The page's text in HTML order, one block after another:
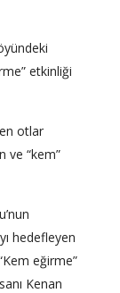
etkinliği
otlar
ve “kem”
hedefleyen
eğirme”
Kenan